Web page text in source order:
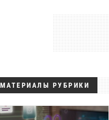
РУБРИКИ